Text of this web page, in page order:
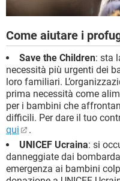
Come aiutare i
Save the Children: sta
necessità più urgenti dei
loro familiari.
prima necessità come
per i bambini che
difficili. Per dare il tuo
qui
.
UNICEF Ucraina: si
danneggiate dai
emergenza ai bambini